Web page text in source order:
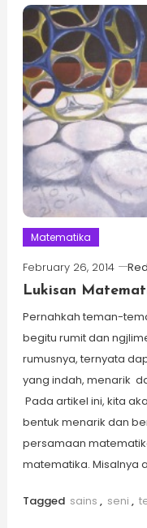
Matematika
February 26, 2014
Lukisan
Pernahkah teman-
begitu rumit dan
rumusnya, ternyata
yang indah, menarik
Pada artikel ini, kita
bentuk menarik dan
persamaan
matematika. Misalnya
Tagged sains , seni ,